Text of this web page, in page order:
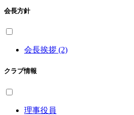
会長方針
会長挨拶 (2)
クラブ情報
理事役員